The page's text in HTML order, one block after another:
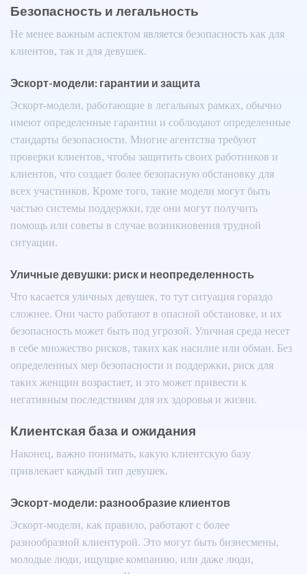
Безопасность и легальность
Не менее важным аспектом является безопасность как для
клиентов, так и для девушек.
Эскорт-модели: гарантии и защита
Эскорт-модели, работающие в легальных рамках, обычно
имеют определенные гарантии и соблюдают определенные
стандарты безопасности. Многие агентства требуют
проверки клиентов, чтобы защитить своих работников и
клиентов, что создает более безопасную обстановку для
всех участников. Кроме того, такие модели могут быть
частью системы поддержки, где они могут получить
помощь или советы в случае возникновения трудной
ситуации.
Уличные девушки: риск и неопределенность
Что касается уличных девушек, то тут ситуация гораздо
сложнее. Они часто работают в опасной обстановке, и их
безопасность может быть под угрозой. Уличная среда несет
в себе множество рисков, таких как насилие или обман. Без
определенных мер безопасности и поддержки, риск для
таких женщин возрастает, и это может привести к
негативным последствиям для их здоровья и жизни.
Клиентская база и ожидания
Наконец, важно понимать, какую клиентскую базу
привлекает каждый тип девушек.
Эскорт-модели: разнообразие клиентов
Эскорт-модели, как правило, работают с более
разнообразной клиентурой. Это могут быть бизнесмены,
молодые люди, ищущие компанию, или даже люди,